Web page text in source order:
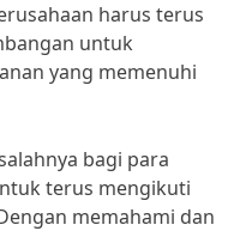
harus terus
untuk
yang memenuhi
bagi para
terus mengikuti
memahami dan